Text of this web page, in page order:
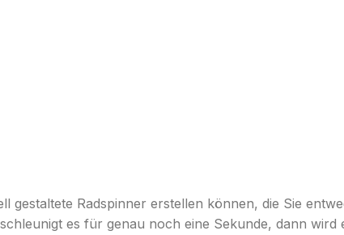
gestaltete Radspinner erstellen können, die Sie
es für genau noch eine Sekunde, dann wird